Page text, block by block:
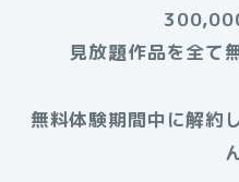
見放題作品を全て
無料体験期間中に解約